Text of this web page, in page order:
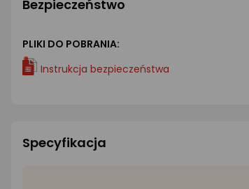
Bezpieczeństwo
PLIKI DO POBRANIA:
Instrukcja bezpieczeństwa
Specyfikacja